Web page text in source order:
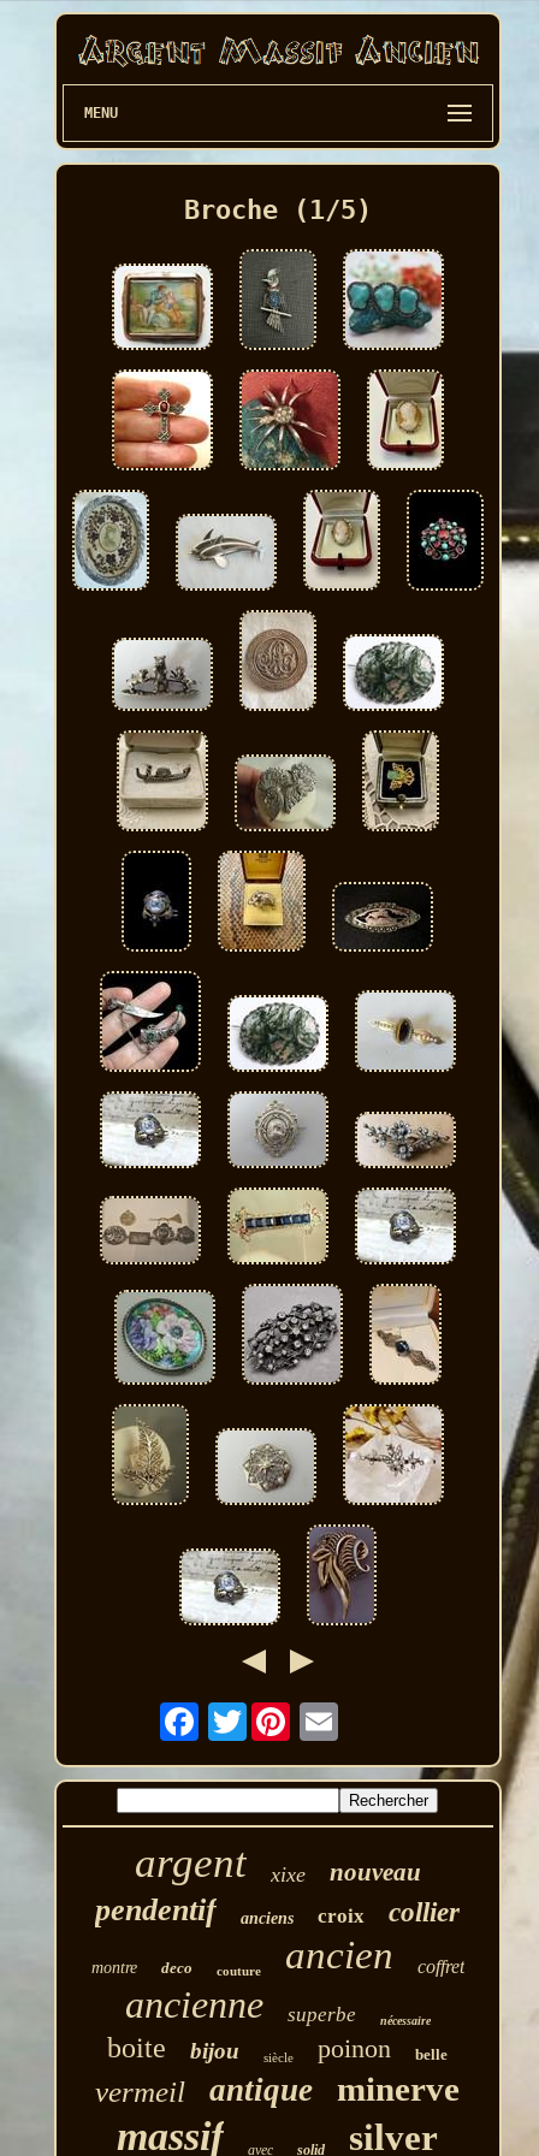
MENU
Broche (1/5)
Twitter
argent xixe nouveau
pendentif anciens croix collier
montre deco couture ancien coffret
ancienne superbe nécessaire
boite bijou siècle poinon belle
vermeil antique minerve
massif avec solid silver